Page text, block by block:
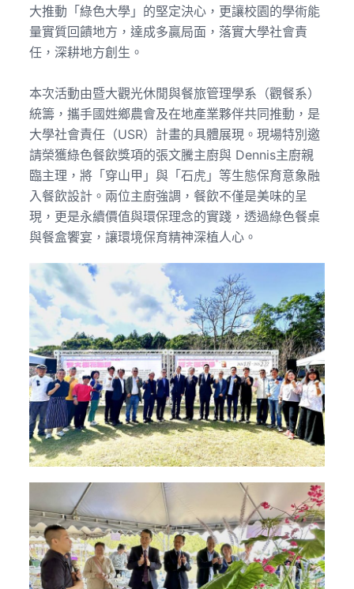
大推動「綠色大學」的堅定決心，更讓校園的學術能
量實質回饋地方，達成多贏局面，落實大學社會責
任，深耕地方創生。
本次活動由暨大觀光休閒與餐旅管理學系（觀餐系）
統籌，攜手國姓鄉農會及在地產業夥伴共同推動，是
大學社會責任（USR）計畫的具體展現。現場特別邀
請榮獲綠色餐飲獎項的張文騰主廚與 Dennis主廚親
臨主理，將「穿山甲」與「石虎」等生態保育意象融
入餐飲設計。兩位主廚強調，餐飲不僅是美味的呈
現，更是永續價值與環保理念的實踐，透過綠色餐桌
與餐盒饗宴，讓環境保育精神深植人心。